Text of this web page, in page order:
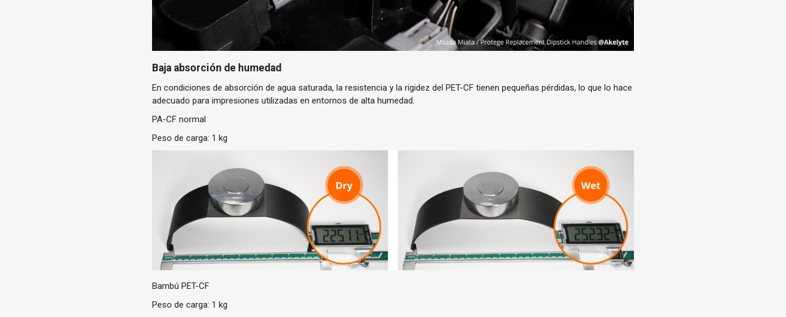
Baja absorción de humedad
En condiciones de absorción de agua saturada, la resistencia y la rigidez del PET-CF tienen pequeñas pérdidas, lo que lo hace
adecuado para impresiones utilizadas en entornos de alta humedad.
PA-CF normal
Peso de carga: 1 kg
Bambú PET-CF
Peso de carga: 1 kg